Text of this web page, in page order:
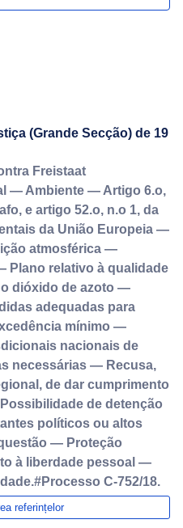
(Grande Secção) de 19
Freistaat
— Ambiente — Artigo 6.o,
e artigo 52.o, n.o 1, da
da União Europeia —
atmosférica —
Plano relativo à qualidade
dióxido de azoto —
adequadas para
mínimo —
nacionais de
necessárias — Recusa,
de dar cumprimento
de detenção
políticos ou altos
— Proteção
à liberdade pessoal —
C-752/18.
referințelor